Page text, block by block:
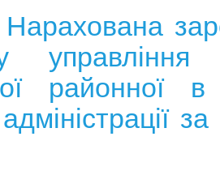
Нарахована
управління
районної в